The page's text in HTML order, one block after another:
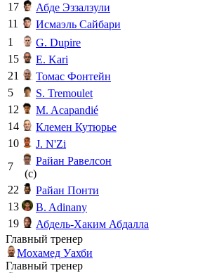
17
Абде Эззалзули
11
Исмаэль Сайбари
1
G. Dupire
15
E. Kari
21
Томас Фонтейн
5
S. Tremoulet
12
M. Acapandié
14
Клемен Кутюрье
10
J. N'Zi
7
Райан Равелсон
(c)
22
Райан Понти
13
B. Adinany
19
Абдель-Хаким Абдалла
Главный тренер
Мохамед Уахби
Главный тренер